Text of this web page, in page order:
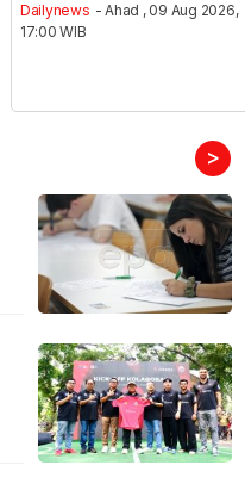
Dailynews - Ahad , 09 Aug 2026,
17:00 WIB
>